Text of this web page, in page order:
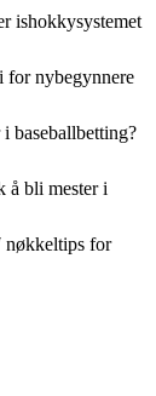
ishokkysystemet
for nybegynnere
baseballbetting?
å bli mester i
nøkkeltips for